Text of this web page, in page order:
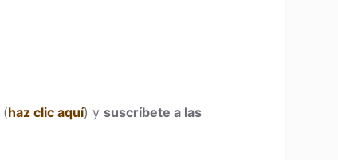
(haz clic aquí) ysuscríbete a las